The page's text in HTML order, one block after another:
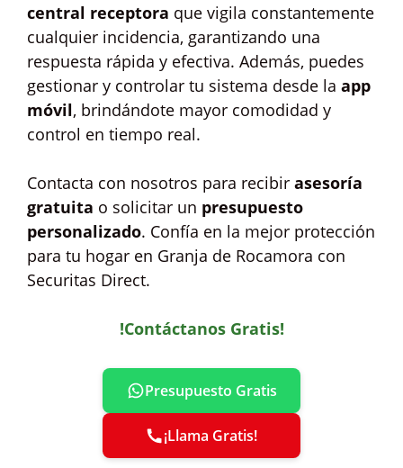
central receptora que vigila constantemente
cualquier incidencia, garantizando una
respuesta rápida y efectiva. Además, puedes
gestionar y controlar tu sistema desde la app
móvil, brindándote mayor comodidad y
control en tiempo real.
Contacta con nosotros para recibir asesoría
gratuita o solicitar un presupuesto
personalizado. Confía en la mejor protección
para tu hogar en Granja de Rocamora con
Securitas Direct.
!Contáctanos Gratis!
Presupuesto Gratis
¡Llama Gratis!